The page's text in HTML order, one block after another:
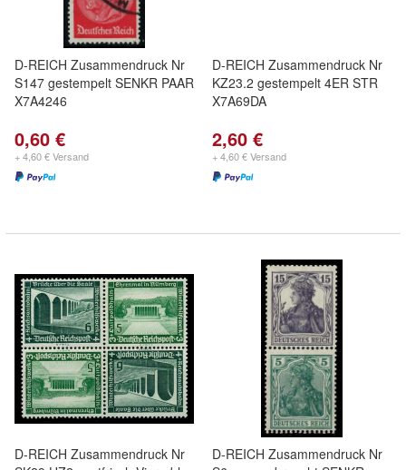
D-REICH Zusammendruck Nr
S147 gestempelt SENKR PAAR
X7A4246
0,60 €
+ 4,60 € Versand
D-REICH Zusammendruck Nr
KZ23.2 gestempelt 4ER STR
X7A69DA
2,60 €
+ 4,60 € Versand
D-REICH Zusammendruck Nr
D-REICH Zusammendruck Nr